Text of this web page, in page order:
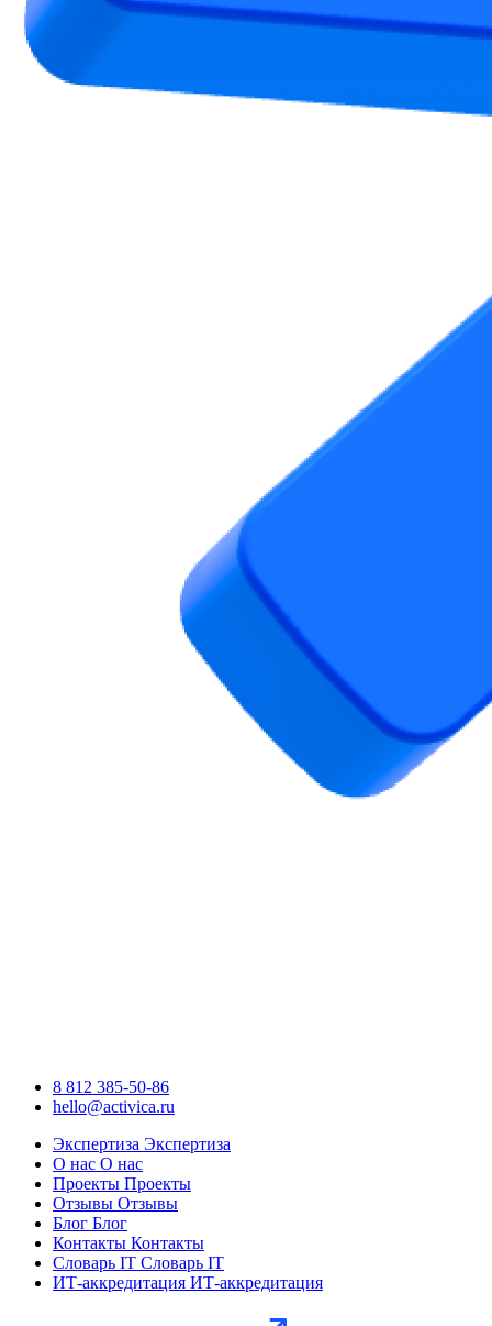
8 812 385-50-86
hello@activica.ru
Экспертиза Экспертиза
О нас О нас
Проекты Проекты
Отзывы Отзывы
Блог Блог
Контакты Контакты
Словарь IT Словарь IT
ИТ-аккредитация ИТ-аккредитация